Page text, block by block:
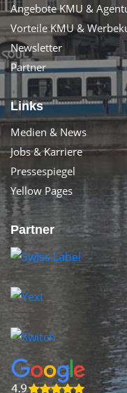
Angebote KMU &
Vorteile KMU &
Newsletter
Partner
Links
Medien & News
Jobs & Karriere
Pressespiegel
Yellow Pages
Partner